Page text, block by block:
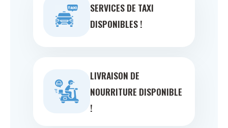
SERVICES DE TAXI
DISPONIBLES !
LIVRAISON DE
NOURRITURE DISPONIBLE
!